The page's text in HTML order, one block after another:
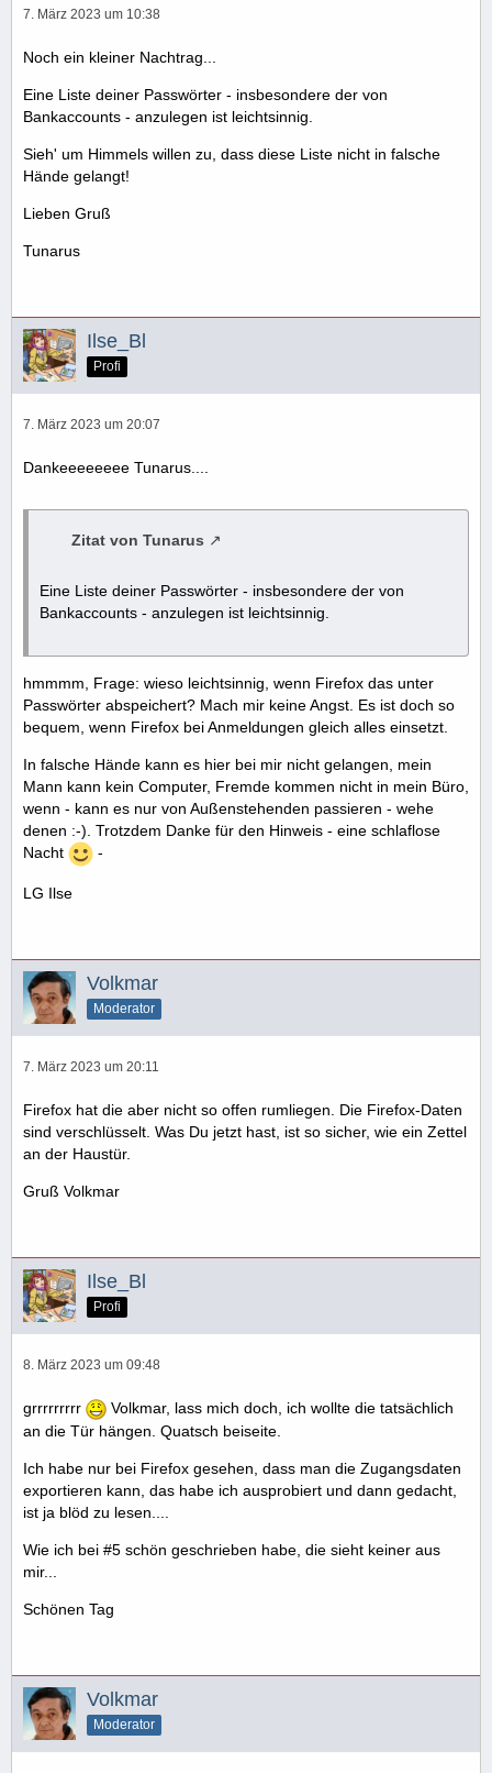
7. März 2023 um 10:38
Noch ein kleiner Nachtrag...
Eine Liste deiner Passwörter - insbesondere der von
Bankaccounts - anzulegen ist leichtsinnig.
Sieh' um Himmels willen zu, dass diese Liste nicht in falsche
Hände gelangt!
Lieben Gruß
Tunarus
Ilse_Bl
Profi
7. März 2023 um 20:07
Dankeeeeeeee Tunarus....
Zitat von Tunarus
Eine Liste deiner Passwörter - insbesondere der von
Bankaccounts - anzulegen ist leichtsinnig.
hmmmm, Frage: wieso leichtsinnig, wenn Firefox das unter
Passwörter abspeichert? Mach mir keine Angst. Es ist doch so
bequem, wenn Firefox bei Anmeldungen gleich alles einsetzt.
In falsche Hände kann es hier bei mir nicht gelangen, mein
Mann kann kein Computer, Fremde kommen nicht in mein Büro,
wenn - kann es nur von Außenstehenden passieren - wehe
denen :-). Trotzdem Danke für den Hinweis - eine schlaflose
Nacht
-
LG Ilse
Volkmar
Moderator
7. März 2023 um 20:11
Firefox hat die aber nicht so offen rumliegen. Die Firefox-Daten
sind verschlüsselt. Was Du jetzt hast, ist so sicher, wie ein Zettel
an der Haustür.
Gruß Volkmar
Ilse_Bl
Profi
8. März 2023 um 09:48
grrrrrrrrr
Volkmar, lass mich doch, ich wollte die tatsächlich
an die Tür hängen. Quatsch beiseite.
Ich habe nur bei Firefox gesehen, dass man die Zugangsdaten
exportieren kann, das habe ich ausprobiert und dann gedacht,
ist ja blöd zu lesen....
Wie ich bei #5 schön geschrieben habe, die sieht keiner aus
mir...
Schönen Tag
Volkmar
Moderator